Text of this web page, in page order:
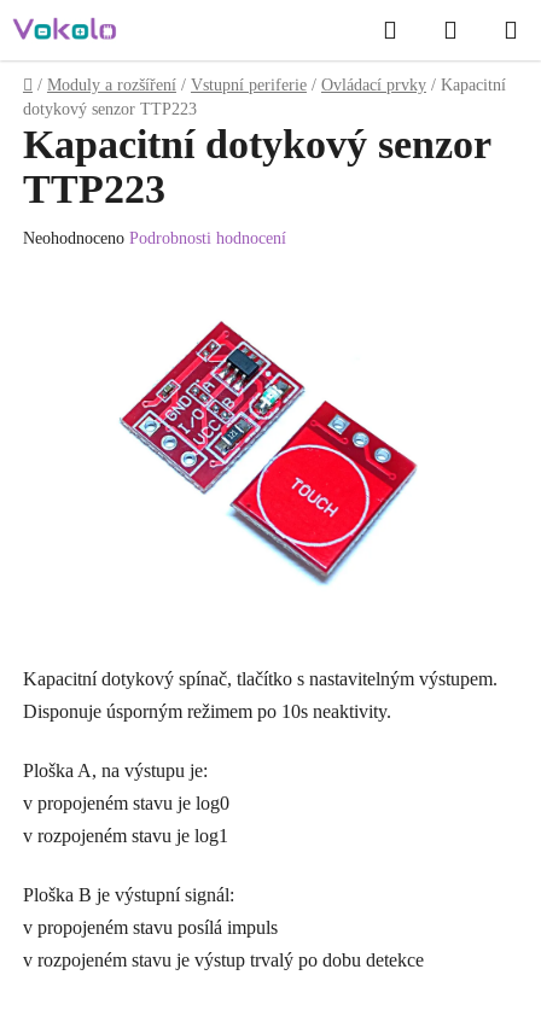
na
obsah
Hledat
KOŠÍK
Domů
/ Moduly a rozšíření / Vstupní periferie / Ovládací prvky / Kapacitní
dotykový senzor TTP223
Kapacitní dotykový spínač, tlačítko s nastavitelným výstupem.
Disponuje úsporným režimem po 10s neaktivity.
Ploška A, na výstupu je:
v propojeném stavu je log0
v rozpojeném stavu je log1
Ploška B je výstupní signál:
v propojeném stavu posílá impuls
v rozpojeném stavu je výstup trvalý po dobu detekce
Kapacitní dotykový senzor
TTP223
Průměrné
Neohodnoceno Podrobnosti hodnocení